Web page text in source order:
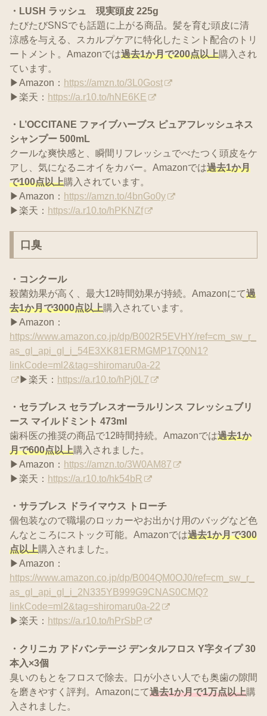
・LUSH ラッシュ 現実頭皮 225g
たびたびSNSでも話題に上がる商品。髪を育む頭皮に清
涼感を与える、スカルプケアに特化したミント配合のトリ
ートメント。Amazonでは過去1か月で200点以上購入され
ています。
▶Amazon： https://amzn.to/3L0Gost
▶楽天： https://a.r10.to/hNE6KE
・L’OCCITANE ファイブハーブス ピュアフレッシュネス
シャンプー 500mL
クールな爽快感と、瞬間リフレッシュでべたつく頭皮をケ
アし、気になるニオイをカバー。Amazonでは過去1か月
で100点以上購入されています。
▶Amazon： https://amzn.to/4bnGo0y
▶楽天： https://a.r10.to/hPKNZf
口臭
・コンクール
殺菌効果が高く、最大12時間効果が持続。Amazonにて過
去1か月で3000点以上購入されています。
▶Amazon：
https://www.amazon.co.jp/dp/B002R5EVHY/ref=cm_sw_r_
as_gl_api_gl_i_54E3XK81ERMGMP17Q0N1?
linkCode=ml2&tag=shiromaru0a-22
▶楽天： https://a.r10.to/hPj0L7
・セラブレス セラブレスオーラルリンス フレッシュブリ
ース マイルドミント 473ml
歯科医の推奨の商品で12時間持続。Amazonでは過去1か
月で600点以上購入されました。
▶Amazon： https://amzn.to/3W0AM87
▶楽天： https://a.r10.to/hk54bR
・サラブレス ドライマウス トローチ
個包装なので職場のロッカーやお出かけ用のバッグなど色
んなところにストック可能。Amazonでは過去1か月で300
点以上購入されました。
▶Amazon：
https://www.amazon.co.jp/dp/B004QM0OJ0/ref=cm_sw_r_
as_gl_api_gl_i_2N335YB999G9CNAS0CMQ?
linkCode=ml2&tag=shiromaru0a-22
▶楽天： https://a.r10.to/hPrSbP
・クリニカ アドバンテージ デンタルフロス Y字タイプ 30
本入×3個
臭いのもとをフロスで除去。口が小さい人でも奥歯の隙間
を磨きやすく評判。Amazonにて過去1か月で1万点以上購
入されました。